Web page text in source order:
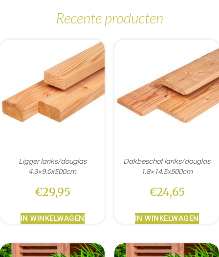
Recente producten
Ligger lariks/douglas
4.3×9.0x500cm
€29,95
IN WINKELWAGEN
Dakbeschot lariks/douglas
1.8×14.5x500cm
€24,65
IN WINKELWAGEN